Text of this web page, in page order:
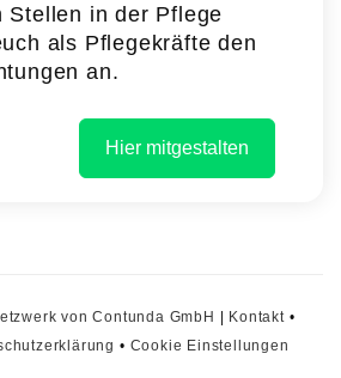
Stellen in der Pflege
als Pflegekräfte den
an.
Hier mitgestalten
von Contunda GmbH Kontakt•
• Cookie Einstellungen